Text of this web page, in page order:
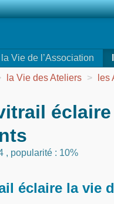
la Vie de l’Association
la Vie des Ateliers > les
, popularité : 10%
éclaire la vie